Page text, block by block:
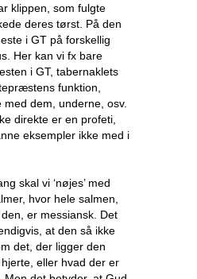
klippen, som fulgte
deres tørst. På den
i GT på forskellig
Her kan vi fx bare
i GT, tabernaklets
funktion,
dem, underne, osv.
direkte er en profeti,
eksempler ikke med i
skal vi ‘nøjes’ med
hvor hele salmen,
er messiansk. Det
at den så ikke
det, der ligger den
eller hvad der er